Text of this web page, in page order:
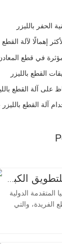
الحفر بالليزر
في قطع المعادن
القطع بالليزر
على آلة القطع
آلة القطع بالليزر للتطويق الكبير عالية السرعة
المتقدمة الدولية
الفريدة، والتي
مختلفة للمواد
وقطع نطاق